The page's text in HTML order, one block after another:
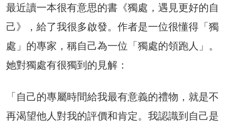
最近讀一本很有意思的書《獨處，遇見更好的自
己》，給了我很多啟發。作者是一位很懂得「獨
處」的專家，稱自己為一位「獨處的領跑人」。
她對獨處有很獨到的見解：
「自己的專屬時間給我最有意義的禮物，就是不
再渴望他人對我的評價和肯定。我認識到自己是